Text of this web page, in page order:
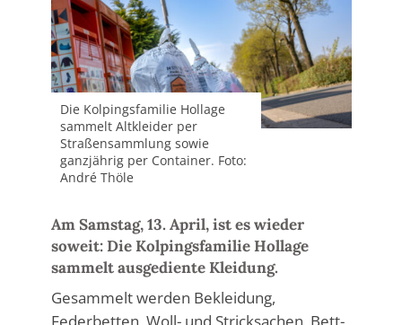
Die Kolpingsfamilie Hollage
sammelt Altkleider per
Straßensammlung sowie
ganzjährig per Container. Foto:
André Thöle
Am Samstag, 13. April, ist es wieder
soweit: Die Kolpingsfamilie Hollage
sammelt ausgediente Kleidung.
Gesammelt werden Bekleidung,
Federbetten, Woll- und Stricksachen, Bett-